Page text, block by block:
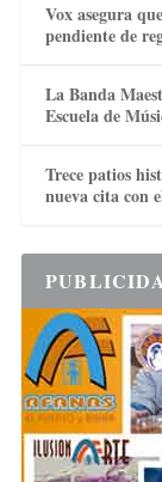
Vox asegura
pendiente de
La Banda
Escuela de
Trece patios
nueva cita con